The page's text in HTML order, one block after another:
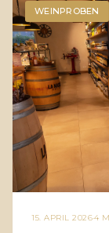
WEINPROBEN
15. APRIL 2026·4